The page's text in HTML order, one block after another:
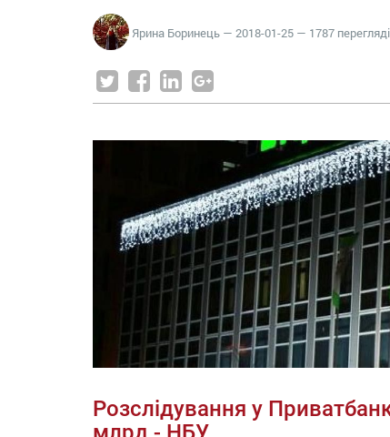
Ярина Боринець — 2018-01-25 — 1787
Розслідування у